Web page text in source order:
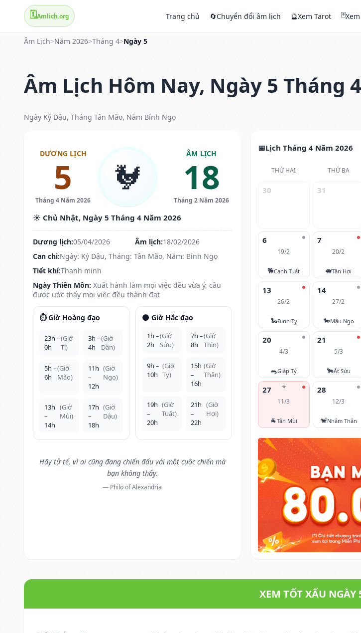
🗓️Amlich.org Trang chủ 🔄Chuyển đổi âm lịch 🔮Xem Tarot 🃏
Âm Lịch>Năm 2026>Tháng 4>Ngày 5
Âm Lịch Hôm Nay, Ngày 5 Tháng
Ngày Kỷ Dậu, Tháng Tân Mão, Năm Bính Ngọ
DƯƠNG LỊCH
5
Tháng 4 Năm 2026
🐓
ÂM LỊCH
18
Tháng 2 Năm 2026
☀️ Chủ Nhật, Ngày 5 Tháng 4 Năm 2026
Dương lịch:05/04/2026 Âm lịch:18/02/2026
Can chi:Ngày: Kỷ Dậu, Tháng: Tân Mão, Năm: Bính Ngọ
Tiết khí:Thanh minh
Ngày Thiên Môn: Xuất hành làm mọi việc đều vừa ý, cầu
được ước thấy mọi việc đều thành đạt
⏱️ Giờ Hoàng đạo
23h –
0h
(Giờ
Tí)
3h –
4h
(Giờ
Dần)
5h –
6h
(Giờ
Mão)
11h
–
12h
(Giờ
Ngọ)
13h
–
14h
(Giờ
Mùi)
17h
–
18h
(Giờ
Dậu)
🌑 Giờ Hắc đạo
1h –
2h
(Giờ
Sửu)
7h –
8h
(Giờ
Thìn)
9h –
10h
(Giờ
Tỵ)
15h
–
16h
(Giờ
Thân)
19h
–
20h
(Giờ
Tuất)
21h
–
22h
(Giờ
Hợi)
Hãy tử tế, vì ai cũng đang chiến đấu với một cuộc chiến mà
bạn không thấy.
— Philo of Alexandria
Lịch Tháng 4 Năm 2026
THỨ HAI THỨ BA
30 31
6
19/2
🐕Canh Tuất
7
20/2
🐖Tân Hợi
13
26/2
🐍Đinh Tỵ
14
27/2
🐎Mậu Ngọ
20
4/3
🐀Giáp Tý
21
5/3
🐂Ất Sửu
⭐
27
11/3
🐐Tân Mùi
28
12/3
🐒Nhâm Thân
XEM TỐT XẤU NGÀY